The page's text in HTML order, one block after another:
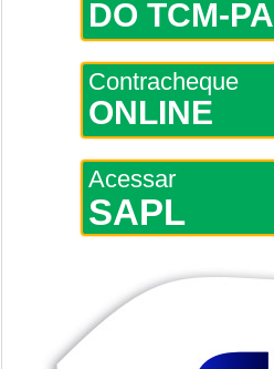
DO TCM-PA
Contracheque
ONLINE
Acessar
SAPL